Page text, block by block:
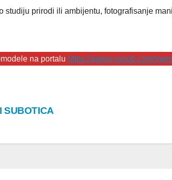
studiju prirodi ili ambijentu, fotografisanje
na portalu https://agencysnob.com/
SUBOTICA